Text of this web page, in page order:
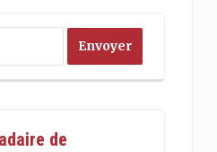
de